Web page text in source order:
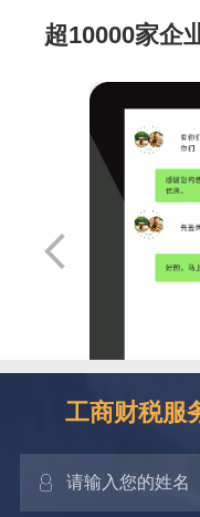
超10000家企
工商财税服